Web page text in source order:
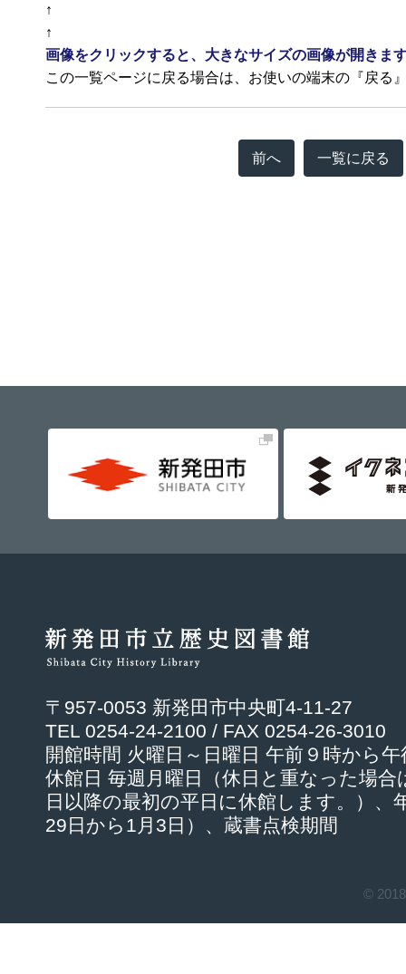
↑
↑
画像をクリックすると、大きなサイズの画像が開きま
この一覧ページに戻る場合は、お使いの端末の『戻る
前へ 一覧に戻る
〒957-0053 新発田市中央町4-11-27
TEL 0254-24-2100 / FAX 0254-26-3010
開館時間 火曜日～日曜日 午前９時から
休館日 毎週月曜日（休日と重なった場合
日以降の最初の平日に休館します。）、
29日から1月3日）、蔵書点検期間
©